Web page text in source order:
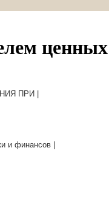
ПРИ |
и финансов |